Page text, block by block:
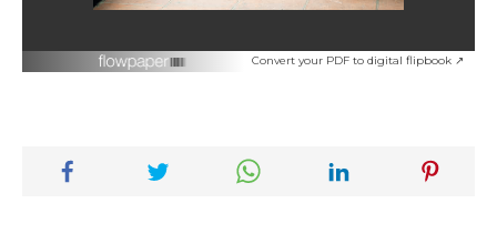
Convert your PDF to digital flipbook ↗